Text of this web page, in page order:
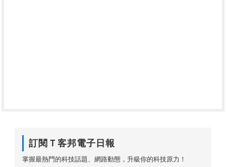
訂閱Ｔ客邦電子日報
掌握最熱門的科技話題、網路動態，升級你的科技原力！